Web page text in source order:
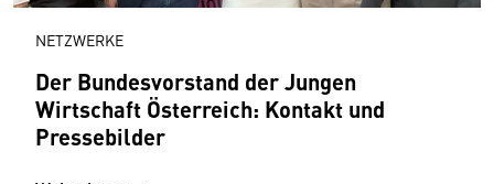
NETZWERKE
Der Bundesvorstand der Jungen
Wirtschaft Österreich: Kontakt und
Pressebilder